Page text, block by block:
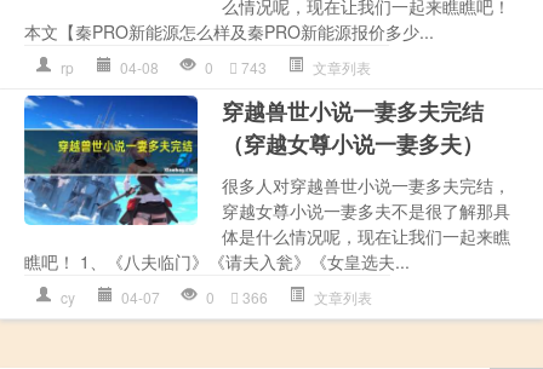
么情况呢，现在让我们一起来瞧瞧吧！
本文【秦PRO新能源怎么样及秦PRO新能源报价多少...
rp 04-08 0 743 文章列表
穿越兽世小说一妻多夫完结
（穿越女尊小说一妻多夫）
很多人对穿越兽世小说一妻多夫完结，
穿越女尊小说一妻多夫不是很了解那具
体是什么情况呢，现在让我们一起来瞧
瞧吧！ 1、《八夫临门》《请夫入瓮》《女皇选夫...
cy 04-07 0 366 文章列表